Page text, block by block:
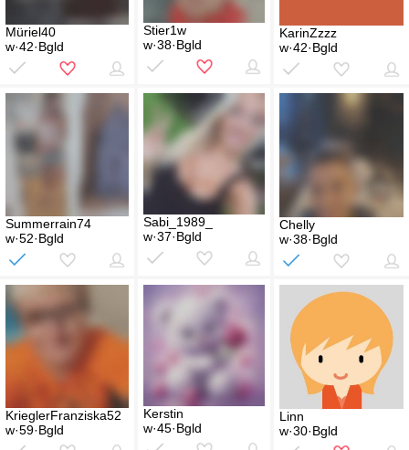
Müriel40
w·42·Bgld
Stier1w
w·38·Bgld
KarinZzzz
w·42·Bgld
Summerrain74
w·52·Bgld
Sabi_1989_
w·37·Bgld
Chelly
w·38·Bgld
KrieglerFranziska52
w·59·Bgld
Kerstin
w·45·Bgld
Linn
w·30·Bgld